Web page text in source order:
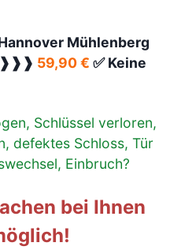
Mühlenberg
❱❱❱ 59,90 € ✅ Keine
Schlüssel verloren,
defektes Schloss, Tür
Einbruch?
bei Ihnen